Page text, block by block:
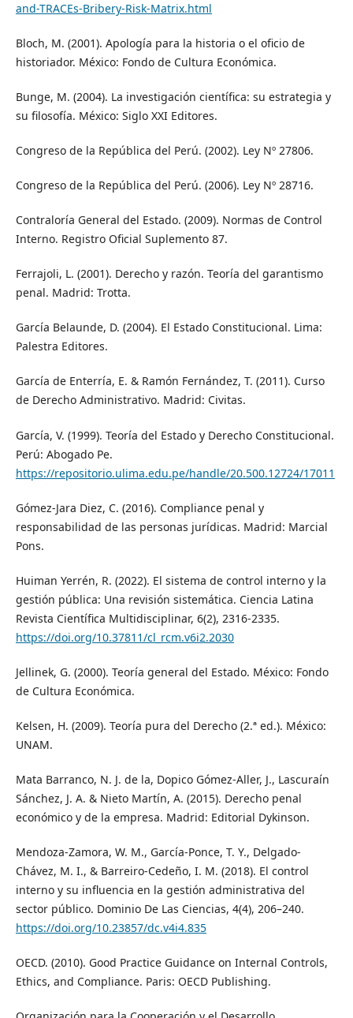
and-TRACEs-Bribery-Risk-Matrix.html
Bloch, M. (2001). Apología para la historia o el oficio de
historiador. México: Fondo de Cultura Económica.
Bunge, M. (2004). La investigación científica: su estrategia y
su filosofía. México: Siglo XXI Editores.
Congreso de la República del Perú. (2002). Ley Nº 27806.
Congreso de la República del Perú. (2006). Ley Nº 28716.
Contraloría General del Estado. (2009). Normas de Control
Interno. Registro Oficial Suplemento 87.
Ferrajoli, L. (2001). Derecho y razón. Teoría del garantismo
penal. Madrid: Trotta.
García Belaunde, D. (2004). El Estado Constitucional. Lima:
Palestra Editores.
García de Enterría, E. & Ramón Fernández, T. (2011). Curso
de Derecho Administrativo. Madrid: Civitas.
García, V. (1999). Teoría del Estado y Derecho Constitucional.
Perú: Abogado Pe.
https://repositorio.ulima.edu.pe/handle/20.500.12724/17011
Gómez-Jara Diez, C. (2016). Compliance penal y
responsabilidad de las personas jurídicas. Madrid: Marcial
Pons.
Huiman Yerrén, R. (2022). El sistema de control interno y la
gestión pública: Una revisión sistemática. Ciencia Latina
Revista Científica Multidisciplinar, 6(2), 2316-2335.
https://doi.org/10.37811/cl_rcm.v6i2.2030
Jellinek, G. (2000). Teoría general del Estado. México: Fondo
de Cultura Económica.
Kelsen, H. (2009). Teoría pura del Derecho (2.ª ed.). México:
UNAM.
Mata Barranco, N. J. de la, Dopico Gómez-Aller, J., Lascuraín
Sánchez, J. A. & Nieto Martín, A. (2015). Derecho penal
económico y de la empresa. Madrid: Editorial Dykinson.
Mendoza-Zamora, W. M., García-Ponce, T. Y., Delgado-
Chávez, M. I., & Barreiro-Cedeño, I. M. (2018). El control
interno y su influencia en la gestión administrativa del
sector público. Dominio De Las Ciencias, 4(4), 206–240.
https://doi.org/10.23857/dc.v4i4.835
OECD. (2010). Good Practice Guidance on Internal Controls,
Ethics, and Compliance. Paris: OECD Publishing.